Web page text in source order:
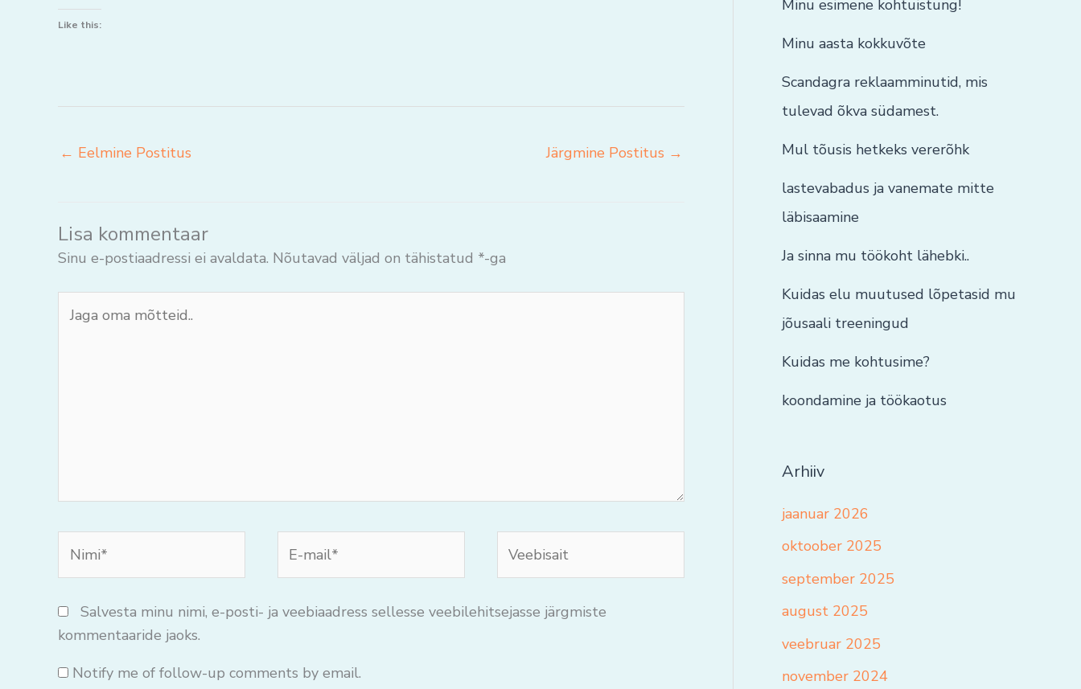
Like this:
← Eelmine Postitus Järgmine Postitus →
Lisa kommentaar
Sinu e-postiaadressi ei avaldata. Nõutavad väljad on tähistatud *-ga
oma
mail*
Salvesta minu nimi, e-posti- ja veebiaadress sellesse veebilehitsejasse järgmiste
kommentaaride jaoks.
Notify me of follow-up comments by email.
Minu esimene kohtuistung!
Minu aasta kokkuvõte
Scandagra reklaamminutid, mis
tulevad õkva südamest.
Mul tõusis hetkeks vererõhk
lastevabadus ja vanemate mitte
läbisaamine
Ja sinna mu töökoht lähebki..
Kuidas elu muutused lõpetasid mu
jõusaali treeningud
Kuidas me kohtusime?
koondamine ja töökaotus
Arhiiv
jaanuar 2026
oktoober 2025
september 2025
august 2025
veebruar 2025
november 2024